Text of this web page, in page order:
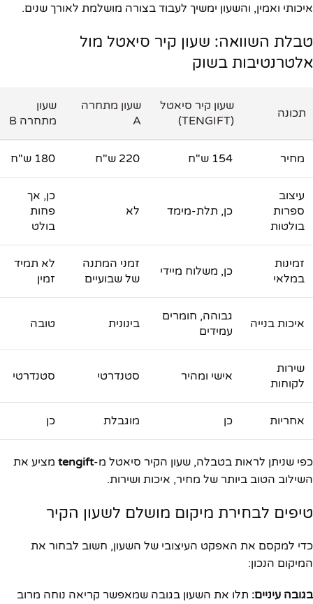
איכותי ואמין, והשעון ימשיך לעבוד בצורה מושלמת לאורך שנים.
טבלת השוואה: שעון קיר סיאטל מול
אלטרנטיבות בשוק
תכונה
שעון קיר סיאטל
(TENGIFT)
שעון מתחרה
A
שעון
מתחרה B
מחיר 154 ש"ח 220 ש"ח 180 ש"ח
עיצוב
ספרות
בולטות
כן, תלת-מימד לא
כן, אך
פחות
בולט
זמינות
במלאי
כן, משלוח מיידי
זמני המתנה
של שבועיים
לא תמיד
זמין
איכות בנייה
גבוהה, חומרים
עמידים
בינונית טובה
שירות
לקוחות
אישי ומהיר סטנדרטי סטנדרטי
אחריות כן מוגבלת כן
כפי שניתן לראות בטבלה, שעון הקיר סיאטל מ-tengift מציע את
השילוב הטוב ביותר של מחיר, איכות ושירות.
טיפים לבחירת מיקום מושלם לשעון הקיר
כדי למקסם את האפקט העיצובי של השעון, חשוב לבחור את
המיקום הנכון:
בגובה עיניים: תלו את השעון בגובה שמאפשר קריאה נוחה מרוב